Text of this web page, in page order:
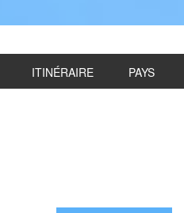
ITINÉRAIRE PAYS